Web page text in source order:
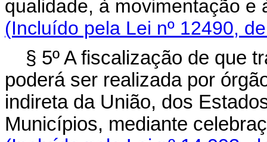
qualidade, à
(Incluído pela Lei nº 12490,
§ 5º A fiscalização de que
poderá ser realizada por
indireta da União, dos
Municípios, mediante